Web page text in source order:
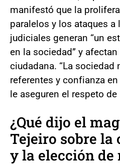
manifestó que la
paralelos y los ataques
judiciales generan “un
en la sociedad” y
ciudadana. “La sociedad
referentes y confianza
le aseguren el respeto
¿Qué dijo el
Tejeiro sobre la
y la elección de